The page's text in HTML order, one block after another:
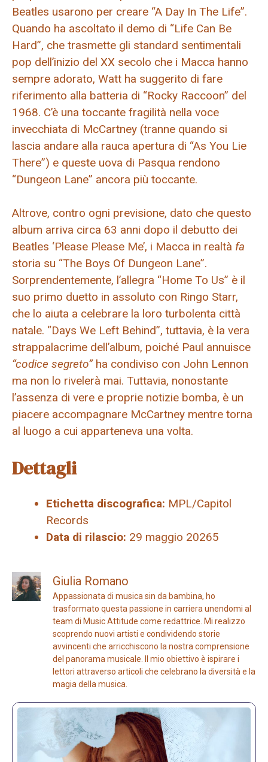
Beatles usarono per creare “A Day In The Life”.
Quando ha ascoltato il demo di “Life Can Be
Hard”, che trasmette gli standard sentimentali
pop dell’inizio del XX secolo che i Macca hanno
sempre adorato, Watt ha suggerito di fare
riferimento alla batteria di “Rocky Raccoon” del
1968. C’è una toccante fragilità nella voce
invecchiata di McCartney (tranne quando si
lascia andare alla rauca apertura di “As You Lie
There”) e queste uova di Pasqua rendono
“Dungeon Lane” ancora più toccante.
Altrove, contro ogni previsione, dato che questo
album arriva circa 63 anni dopo il debutto dei
Beatles ‘Please Please Me’, i Macca in realtà fa
storia su “The Boys Of Dungeon Lane”.
Sorprendentemente, l’allegra “Home To Us” è il
suo primo duetto in assoluto con Ringo Starr,
che lo aiuta a celebrare la loro turbolenta città
natale. “Days We Left Behind”, tuttavia, è la vera
strappalacrime dell’album, poiché Paul annuisce
“codice segreto”ha condiviso con John Lennon
ma non lo rivelerà mai. Tuttavia, nonostante
l’assenza di vere e proprie notizie bomba, è un
piacere accompagnare McCartney mentre torna
al luogo a cui apparteneva una volta.
Dettagli
Etichetta discografica: MPL/Capitol
Records
Data di rilascio: 29 maggio 20265
Giulia Romano
Appassionata di musica sin da bambina, ho
trasformato questa passione in carriera unendomi al
team di Music Attitude come redattrice. Mi realizzo
scoprendo nuovi artisti e condividendo storie
avvincenti che arricchiscono la nostra comprensione
del panorama musicale. Il mio obiettivo è ispirare i
lettori attraverso articoli che celebrano la diversità e la
magia della musica.